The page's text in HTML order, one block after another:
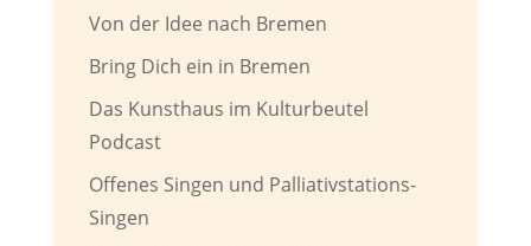
Von der Idee nach Bremen
Bring Dich ein in Bremen
Das Kunsthaus im Kulturbeutel
Podcast
Offenes Singen und Palliativstations-
Singen